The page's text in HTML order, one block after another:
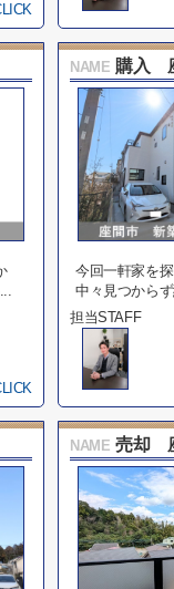
NAME 購入
今回一軒家を探
中々見つから
担当STAFF
NAME 売却